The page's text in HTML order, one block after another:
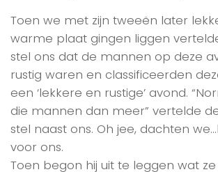
Toen we met zijn tweeën later
warme plaat gingen liggen
stel ons dat de mannen op deze
rustig waren en classificeerden
een ‘lekkere en rustige’ avond.
die mannen dan meer” vertelde
stel naast ons. Oh jee, dachten
voor ons.
Toen begon hij uit te leggen wat ze